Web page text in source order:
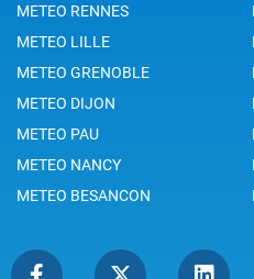
METEO RENNES
METEO LILLE
METEO GRENOBLE
METEO DIJON
METEO PAU
METEO NANCY
METEO BESANCON